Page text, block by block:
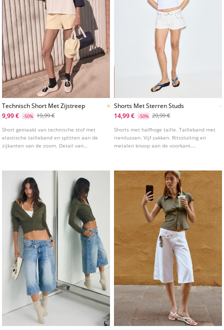
Technisch Short Met Zijstreep
9,99 €
-50% 19,99 €
Short gemaakt van technische stof met
elastische tailleband en splitten aan de
zijkanten van de zoom. Detail van
Shorts Met Sterren Studs
14,99 €
-50% 29,99 €
Shorts met halfhoge taille. Tailleband met
riemlussen. Vijf zakken. Ritssluiting en
metalen knoop aan de voorkant.